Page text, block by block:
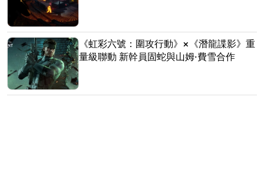
《虹彩六號：圍攻行動》×《潛龍諜影》重
量級聯動 新幹員固蛇與山姆·費雪合作